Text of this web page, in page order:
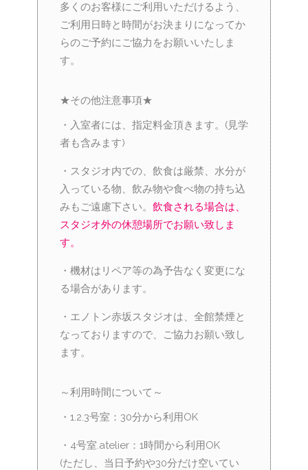
多くのお客様にご利用いただけるよう、
ご利用日時と時間がお決まりになってか
らのご予約にご協力をお願いいたしま
す。
★その他注意事項★
・入室者には、指定料金頂きます。(見学
者も含みます)
・スタジオ内での、飲食は厳禁、水分が
入っている物、飲み物や食べ物の持ち込
みもご遠慮下さい。 飲食される場合は、
スタジオ外の休憩場所でお願い致しま
す。
・機材はリペア等の為予告なく変更にな
る場合があります。
・エノトン赤坂スタジオは、全館禁煙と
なっておりますので、ご協力お願い致し
ます。
～利用時間について～
・1.2.3号室：30分から利用OK
・4号室.atelier：1時間から利用OK
(ただし、当日予約や30分だけ空いてい